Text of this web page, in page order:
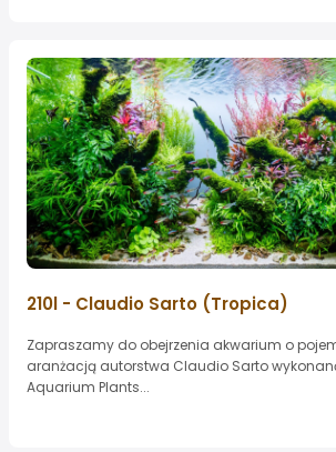
210l - Claudio Sarto (Tropica)
Zapraszamy do obejrzenia akwarium o
aranżacją autorstwa Claudio Sarto
Aquarium Plants...